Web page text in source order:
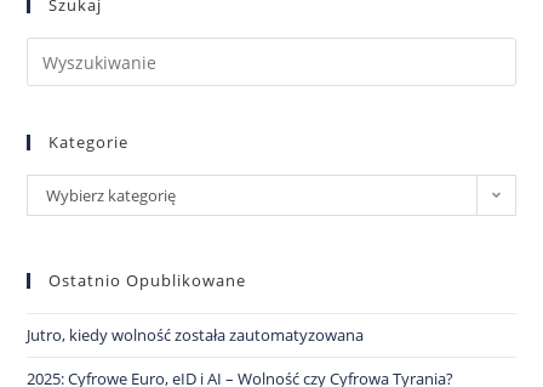
Szukaj
Kategorie
Wybierz kategorię
Ostatnio Opublikowane
Jutro, kiedy wolność została zautomatyzowana
2025: Cyfrowe Euro, eID i AI – Wolność czy Cyfrowa Tyrania?